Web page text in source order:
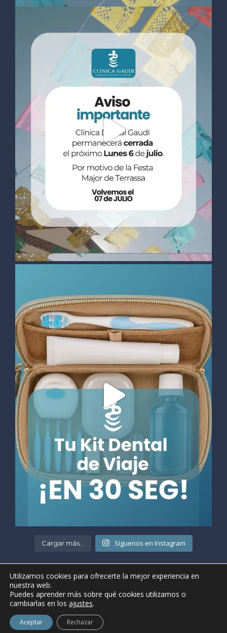
Cargar más... Síguenos en Instagram
• Página web realizada por
ProdeX-Informática
Utilizamos cookies para ofrecerte la mejor experiencia en
nuestra web.
Puedes aprender más sobre qué cookies utilizamos o
cambiarlas en los ajustes.
Aceptar Rechazar